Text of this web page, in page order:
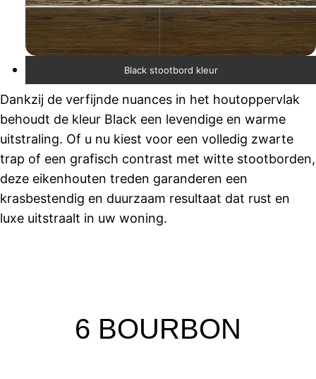
Black stootbord kleur
Dankzij de verfijnde nuances in het houtoppervlak
behoudt de kleur Black een levendige en warme
uitstraling. Of u nu kiest voor een volledig zwarte
trap of een grafisch contrast met witte stootborden,
deze eikenhouten treden garanderen een
krasbestendig en duurzaam resultaat dat rust en
luxe uitstraalt in uw woning.
6 BOURBON